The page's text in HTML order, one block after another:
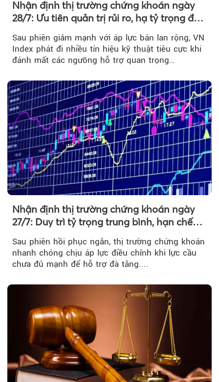
Nhận định thị trường chứng khoán ngày
28/7: Ưu tiên quản trị rủi ro, hạ tỷ trọng đòn
Sau phiên giảm mạnh với áp lực bán lan rộng, VN
Index phát đi nhiều tín hiệu kỹ thuật tiêu cực khi
đánh mất các ngưỡng hỗ trợ quan trọng…
Nhận định thị trường chứng khoán ngày
27/7: Duy trì tỷ trọng trung bình, hạn chế
Sau phiên hồi phục ngắn, thị trường chứng khoán
nhanh chóng chịu áp lực điều chỉnh khi lực cầu
chưa đủ mạnh để hỗ trợ đà tăng....